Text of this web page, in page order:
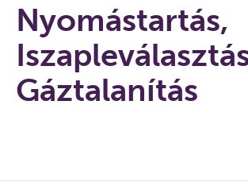
Nyomástartás,
Gáztalanítás